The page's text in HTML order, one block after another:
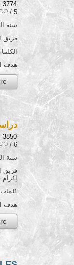
3774
/ 5
سنة
فريق
هدف
3850
/ 6
سنة
فريق
كلمات
هدف